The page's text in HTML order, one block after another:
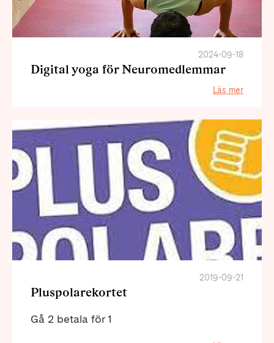
2024-09-18
Digital yoga för Neuromedlemmar
Läs mer
2019-09-21
Pluspolarekortet
Gå 2 betala för 1